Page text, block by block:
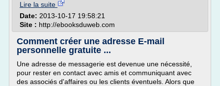
Lire la suite
Date: 2013-10-17 19:58:21
Site : http://ebooksduweb.com
Comment créer une adresse E-mail
personnelle gratuite ...
Une adresse de messagerie est devenue une nécessité,
pour rester en contact avec amis et communiquant avec
des associés d'affaires ou les clients éventuels. Alors que